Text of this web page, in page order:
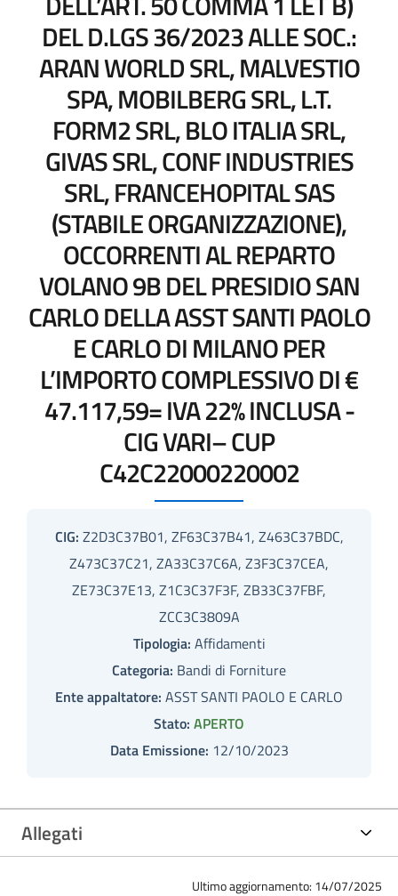
DEL D.LGS 36/2023 ALLE SOC.:
ARAN WORLD SRL, MALVESTIO
SPA, MOBILBERG SRL, L.T.
FORM2 SRL, BLO ITALIA SRL,
GIVAS SRL, CONF INDUSTRIES
SRL, FRANCEHOPITAL SAS
(STABILE ORGANIZZAZIONE),
OCCORRENTI AL REPARTO
VOLANO 9B DEL PRESIDIO SAN
CARLO DELLA ASST SANTI PAOLO
E CARLO DI MILANO PER
L’IMPORTO COMPLESSIVO DI €
47.117,59= IVA 22% INCLUSA -
CIG VARI– CUP
C42C22000220002
CIG: Z2D3C37B01, ZF63C37B41, Z463C37BDC,
Z473C37C21, ZA33C37C6A, Z3F3C37CEA,
ZE73C37E13, Z1C3C37F3F, ZB33C37FBF,
ZCC3C3809A
Tipologia: Affidamenti
Categoria: Bandi di Forniture
Ente appaltatore: ASST SANTI PAOLO E CARLO
Stato: APERTO
Data Emissione: 12/10/2023
Allegati
Ultimo aggiornamento: 14/07/2025